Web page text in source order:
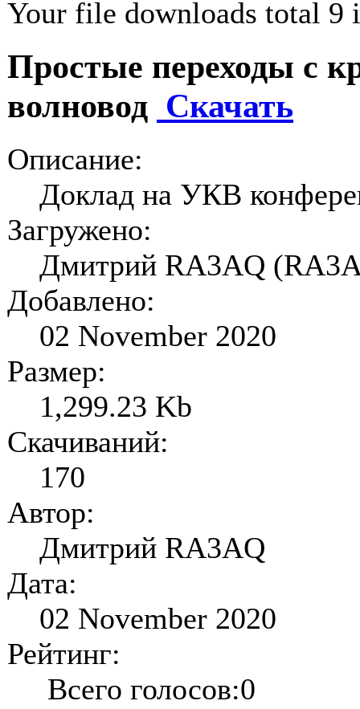
Your file downloads total 9
Простые переходы с
волновод Скачать
Описание:
Доклад на УКВ
Загружено:
Дмитрий RA3AQ
Добавлено:
02 November 2020
Размер:
1,299.23 Kb
Скачиваний:
170
Автор:
Дмитрий RA3AQ
Дата:
02 November 2020
Рейтинг:
Всего голосов:0